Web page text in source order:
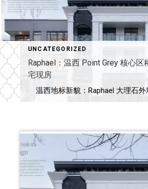
UNCATEGORIZED
Raphael：温西 Point Grey 核心区
宅现房